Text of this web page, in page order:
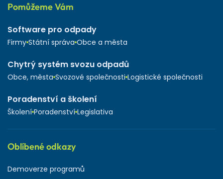
Pomůžeme Vám
Software pro odpady
Firmy Státní správa Obce a města
Chytrý systém svozu odpadů
Obce, města Svozové společnosti Logistické společnosti
Poradenství a školení
Školení Poradenství Legislativa
Oblíbené odkazy
Demoverze programů